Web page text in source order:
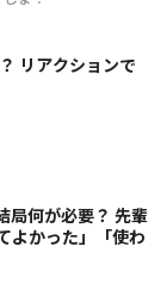
リアクションで
局何が必要？ 先輩
よかった」「使わ